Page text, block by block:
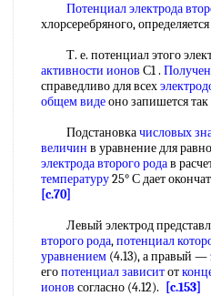
Потенциал электрода
хлорсеребряного,
Т. е. потенциал этого
активности ионов С1 .
справедливо для всех
общем видеоно запишется так
Подстановкачисловых
величин в уравнение для
электрода второго родав
температуру25° С дает
[c.70]
Левый электрод
второго рода,потенциал
уравнением (4.13), а правый —
егопотенциал зависитот
ионов согласно (4.12).
[c.153]